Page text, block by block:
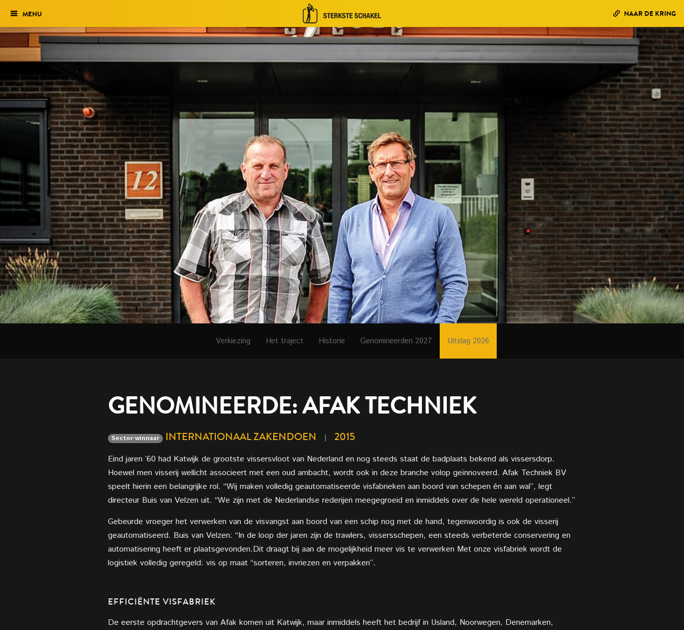
Verkiezing
Historie
Genomineerden 2027
Uitslag 2026
MENU NAAR DE KRING
Verkiezing Het traject Historie Genomineerden 2027 Uitslag 2026
GENOMINEERDE: AFAK TECHNIEK
Sector-winnaar INTERNATIONAAL ZAKENDOEN | 2015
Eind jaren ’60 had Katwijk de grootste vissersvloot van Nederland en nog steeds staat de badplaats bekend als vissersdorp.
Hoewel men visserij wellicht associeert met een oud ambacht, wordt ook in deze branche volop geïnnoveerd. Afak Techniek BV
speelt hierin een belangrijke rol. “Wij maken volledig geautomatiseerde visfabrieken aan boord van schepen én aan wal”, legt
directeur Buis van Velzen uit. “We zijn met de Nederlandse rederijen meegegroeid en inmiddels over de hele wereld operationeel.”
Gebeurde vroeger het verwerken van de visvangst aan boord van een schip nog met de hand, tegenwoordig is ook de visserij
geautomatiseerd. Buis van Velzen: “In de loop der jaren zijn de trawlers, vissersschepen, een steeds verbeterde conservering en
automatisering heeft er plaatsgevonden.Dit draagt bij aan de mogelijkheid meer vis te verwerken Met onze visfabriek wordt de
logistiek volledig geregeld: vis op maat “sorteren, invriezen en verpakken”.
EFFICIËNTE VISFABRIEK
De eerste opdrachtgevers van Afak komen uit Katwijk, maar inmiddels heeft het bedrijf in IJsland, Noorwegen, Denemarken,